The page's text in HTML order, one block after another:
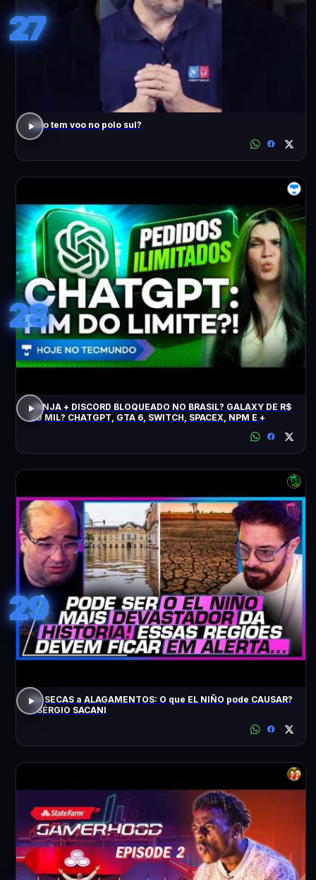
27
Não tem voo no polo sul?
28
JANJA + DISCORD BLOQUEADO NO BRASIL? GALAXY DE R$
20 MIL? CHATGPT, GTA 6, SWITCH, SPACEX, NPM E +
29
De SECAS a ALAGAMENTOS: O que EL NIÑO pode CAUSAR?
- SÉRGIO SACANI